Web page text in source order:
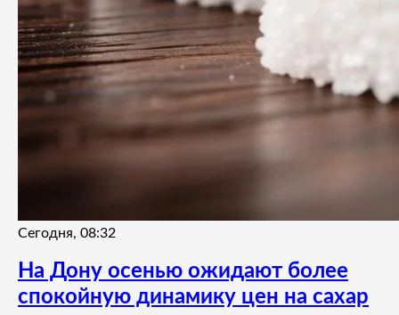
Сегодня, 08:32
На Дону осенью ожидают более
спокойную динамику цен на сахар